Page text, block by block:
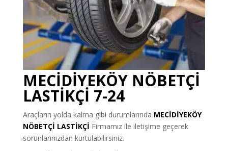
MECİDİYEKÖY NÖBETÇİ
LASTİKÇİ 7-24
Araçların yolda kalma gibi durumlarında MECİDİYEKÖY
NÖBETÇİ LASTİKÇİ Firmamız ile iletişime geçerek
sorunlarınızdan kurtulabilirsiniz.